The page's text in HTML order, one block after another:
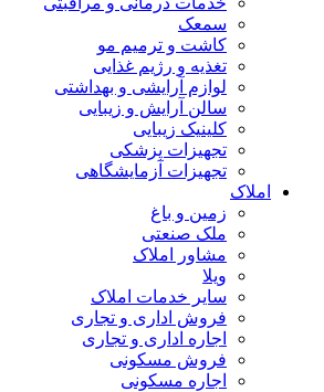
سمعک
کاشت و ترمیم مو
تغذیه و رژیم غذایی
لوازم آرایشی و بهداشتی
سالن آرایش و زیبایی
کلینیک زیبایی
تجهیزات پزشکی
تجهیزات آزمایشگاهی
املاک
زمین و باغ
ملک صنعتی
مشاور املاک
ویلا
سایر خدمات املاک
فروش اداری و تجاری
اجاره اداری و تجاری
فروش مسکونی
اجاره مسکونی